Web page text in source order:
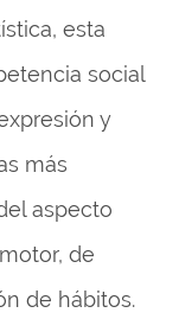
esta
social
y
más
aspecto
de
de hábitos.